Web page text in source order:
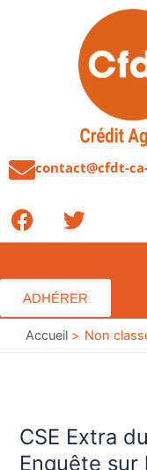
contact@cfdt-
F
a
e
b
o
o
T
w
t
t
e
r
ADHÉRER
Accueil Non
CSE Extra
Enquête
CSE
Extra